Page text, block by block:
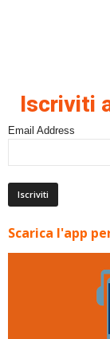
Iscriviti
Email Address
Scarica l'app